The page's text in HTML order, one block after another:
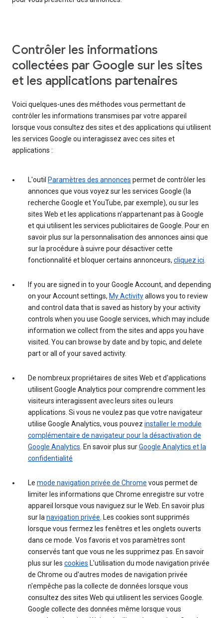
Contrôler les informations
collectées par Google sur les sites
et les applications partenaires
Voici quelques-unes des méthodes vous permettant de
contrôler les informations transmises par votre appareil
lorsque vous consultez des sites et des applications qui utilisent
les services Google ou interagissez avec ces sites et
applications :
L'outil Paramètres des annonces permet de contrôler les
annonces que vous voyez sur les services Google (la
recherche Google et YouTube, par exemple), ou sur les
sites Web et les applications n'appartenant pas à Google
et qui utilisent les services publicitaires de Google. Pour en
savoir plus sur la personnalisation des annonces ainsi que
sur la procédure à suivre pour désactiver cette
fonctionnalité et bloquer certains annonceurs, cliquez ici.
If you are signed in to your Google Account, and depending
on your Account settings, My Activityallows you to review
and control data that is saved as history by your activity
controls when you use Google services, which may include
information we collect from the sites and apps you have
visited. You can browse by date and by topic, and delete
part or all of your saved activity.
De nombreux propriétaires de sites Web et d'applications
utilisent Google Analytics pour comprendre comment les
visiteurs interagissent avec leurs sites ou leurs
applications. Si vous ne voulez pas que votre navigateur
utilise Google Analytics, vous pouvez installer le module
complémentaire de navigateur pour la désactivation de
Google Analytics. En savoir plus surGoogle Analytics et la
confidentialité
Le mode navigation privée de Chrome vous permet de
limiter les informations que Chrome enregistre sur votre
appareil lorsque vous naviguez sur le Web. En savoir plus
sur lanavigation privée. Les cookies sont supprimés
lorsque vous fermez les fenêtres et les onglets ouverts
dans ce mode. Vos favoris et vos paramètres sont
conservés tant que vous ne les supprimez pas. En savoir
plus sur les cookies L'utilisation du mode navigation privée
de Chrome ou d'autres modes de navigation privée
n'empêche pas la collecte de données lorsque vous
consultez des sites Web qui utilisent les services Google.
Google collecte des données même lorsque vous